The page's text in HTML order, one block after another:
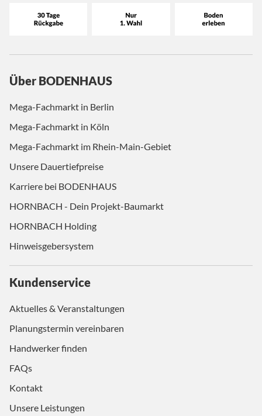
Über BODENHAUS
Mega-Fachmarkt in Berlin
Mega-Fachmarkt in Köln
Mega-Fachmarkt im Rhein-Main-Gebiet
Unsere Dauertiefpreise
Karriere bei BODENHAUS
HORNBACH - Dein Projekt-Baumarkt
HORNBACH Holding
Hinweisgebersystem
Kundenservice
Aktuelles & Veranstaltungen
Planungstermin vereinbaren
Handwerker finden
FAQs
Kontakt
Unsere Leistungen